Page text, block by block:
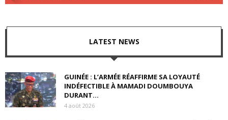
LATEST NEWS
GUINÉE : L’ARMÉE RÉAFFIRME SA LOYAUTÉ
INDÉFECTIBLE À MAMADI DOUMBOUYA
DURANT...
4 août 2026